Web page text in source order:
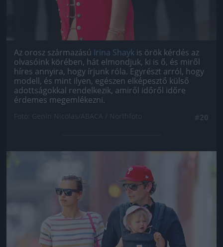
Az orosz származású Irina Shayk is örök kérdés az
olvasóink körében, hát elmondjuk, ki is ő, és miről
híres annyira, hogy írjunk róla. Egyrészt arról, hogy
modell, és mint ilyen, egészen elképesztő külső
adottságokkal rendelkezik, amiről időről időre
érdemes megemlékezni.
Jön még kép!